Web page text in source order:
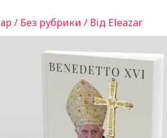
/ Без рубрики / Від Eleazar